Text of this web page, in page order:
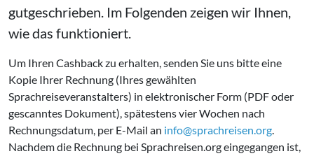
gutgeschrieben. Im Folgenden zeigen wir Ihnen,
wie das funktioniert.
Um Ihren Cashback zu erhalten, senden Sie uns bitte eine
Kopie Ihrer Rechnung (Ihres gewählten
Sprachreiseveranstalters) in elektronischer Form (PDF oder
gescanntes Dokument), spätestens vier Wochen nach
Rechnungsdatum, per E-Mail an info@sprachreisen.org.
Nachdem die Rechnung bei Sprachreisen.org eingegangen ist,